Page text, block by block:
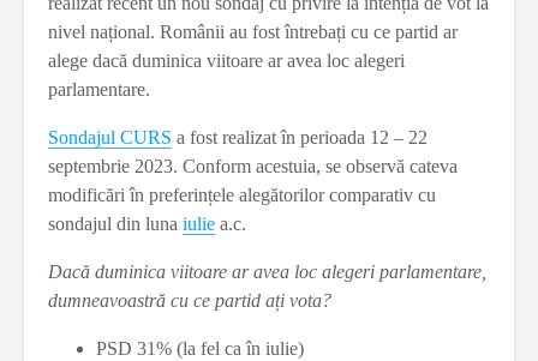
nivel național. Românii au fost întrebați cu ce partid ar
alege dacă duminica viitoare ar avea loc alegeri
parlamentare.
Sondajul CURS a fost realizat în perioada 12 – 22
septembrie 2023. Conform acestuia, se observă cateva
modificări în preferințele alegătorilor comparativ cu
sondajul din luna iulie a.c.
Dacă duminica viitoare ar avea loc alegeri parlamentare,
dumneavoastră cu ce partid ați vota?
PSD 31% (la fel ca în iulie)